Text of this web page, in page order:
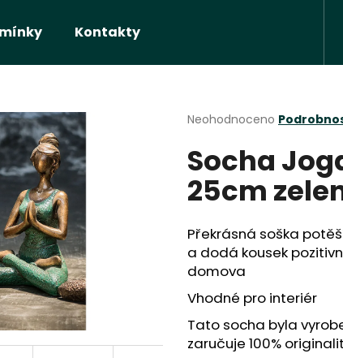
Kontakty
Průměrné
produktu
je
0,0
z
hvězdiček.
Neohodnoceno
Socha
25cm
Překrásná soška
a dodá kousek
domova
Vhodné pro interiér
Tato socha byla
zaručuje 100%
najít?